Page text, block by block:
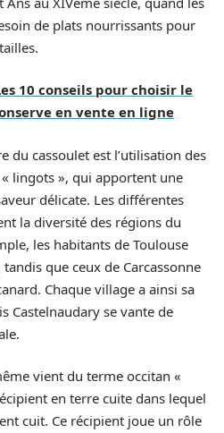
de plats nourrissants pour
10 conseils pour choisir le
en vente en ligne
du cassoulet est l’utilisation des
lingots », qui apportent une
délicate. Les différentes
la diversité des régions du
les habitants de Toulouse
que ceux de Carcassonne
Chaque village a ainsi sa
Castelnaudary se vante de
vient du terme occitan «
en terre cuite dans lequel
cuit. Ce récipient joue un rôle